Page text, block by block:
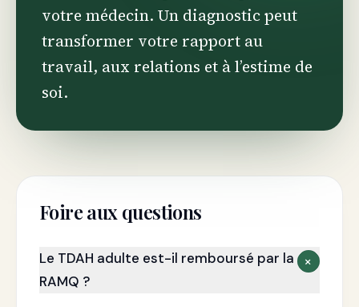
votre médecin. Un diagnostic peut
transformer votre rapport au
travail, aux relations et à l’estime de
soi.
Foire aux questions
Le TDAH adulte est-il remboursé par la
RAMQ ?
+